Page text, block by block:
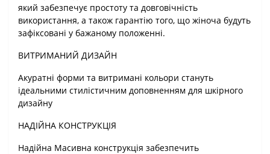
який забезпечує простоту та довговічність
використання, а також гарантію того, що жіноча будуть
зафіксовані у бажаному положенні.
ВИТРИМАНИЙ ДИЗАЙН
Акуратні форми та витримані кольори стануть
ідеальними стилістичним доповненням для шкірного
дизайну
НАДІЙНА КОНСТРУКЦІЯ
Надійна Масивна конструкція забезпечить